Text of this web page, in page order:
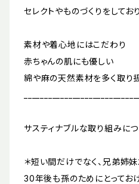
セレクトやものづくりをしてお
素材や着心地にはこだわり
赤ちゃんの肌にも優しい
綿や麻の天然素材を多く取り扱
サスティナブルな取り組みに
＊短い間だけでなく、兄弟姉
30年後も孫のためにとってお